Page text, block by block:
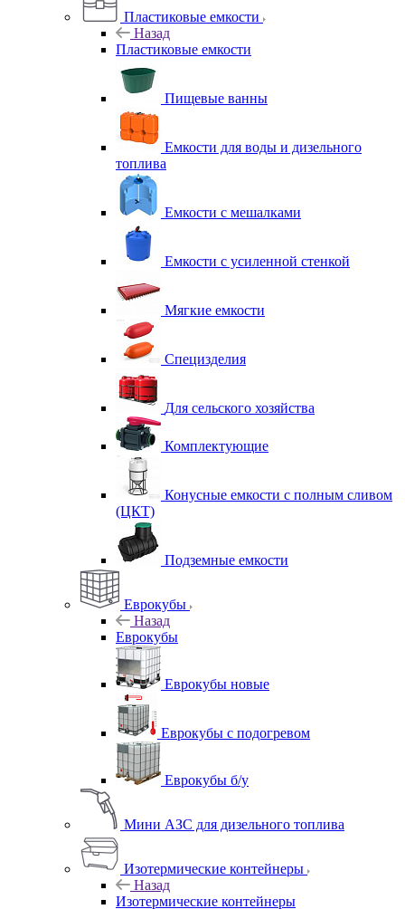
Пластиковые емкости
Назад
Пластиковые емкости
Пищевые ванны
Емкости для воды и дизельного
топлива
Емкости с мешалками
Емкости с усиленной стенкой
Мягкие емкости
Специзделия
Для сельского хозяйства
Комплектующие
Конусные емкости с полным сливом
(ЦКТ)
Подземные емкости
Еврокубы
Назад
Еврокубы
Еврокубы новые
Еврокубы с подогревом
Еврокубы б/у
Мини АЗС для дизельного топлива
Изотермические контейнеры
Назад
Изотермические контейнеры